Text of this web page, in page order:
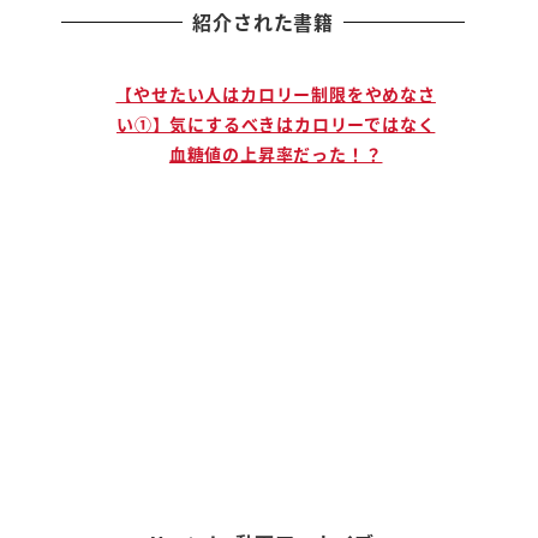
紹介された書籍
【やせたい人はカロリー制限をやめなさ
い①】気にするべきはカロリーではなく
血糖値の上昇率だった！？